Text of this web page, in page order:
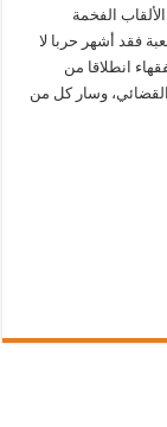
الفخمة
فقد أشهر حربا لا
انطلاقا من
وسار كل من